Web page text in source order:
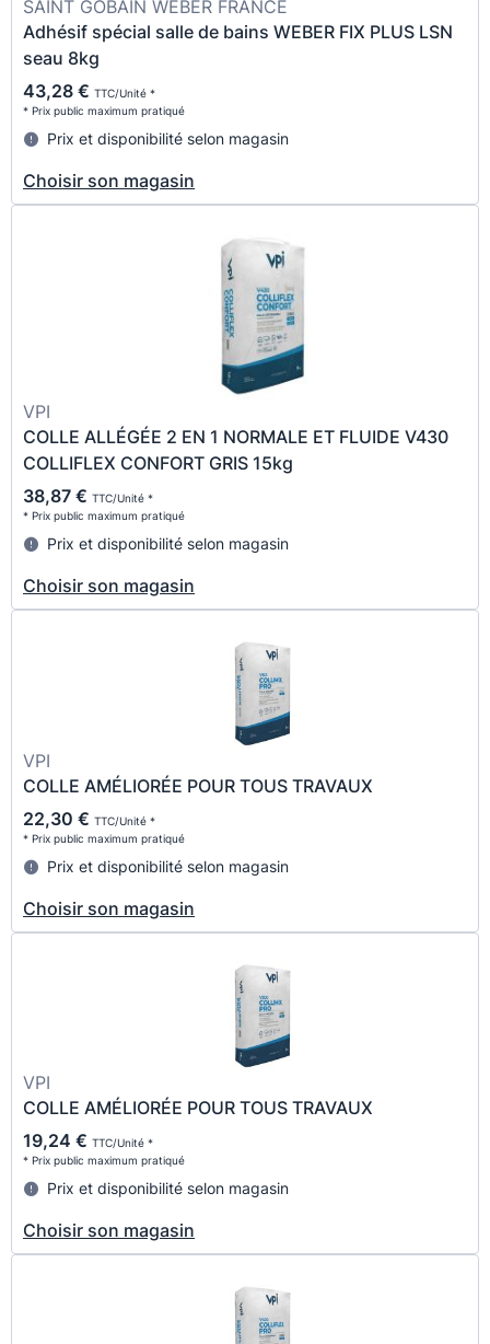
SAINT GOBAIN WEBER FRANCE
Adhésif spécial salle de bains WEBER FIX PLUS LSN
seau 8kg
43,28 € TTC/Unité *
* Prix public maximum pratiqué
Prix et disponibilité selon magasin
Choisir son magasin
VPI
COLLE ALLÉGÉE 2 EN 1 NORMALE ET FLUIDE V430
COLLIFLEX CONFORT GRIS 15kg
38,87 € TTC/Unité *
* Prix public maximum pratiqué
Prix et disponibilité selon magasin
Choisir son magasin
VPI
COLLE AMÉLIORÉE POUR TOUS TRAVAUX
22,30 € TTC/Unité *
* Prix public maximum pratiqué
Prix et disponibilité selon magasin
Choisir son magasin
VPI
COLLE AMÉLIORÉE POUR TOUS TRAVAUX
19,24 € TTC/Unité *
* Prix public maximum pratiqué
Prix et disponibilité selon magasin
Choisir son magasin